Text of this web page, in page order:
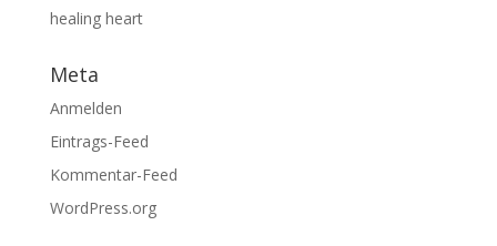
healing heart
Meta
Anmelden
Eintrags-Feed
Kommentar-Feed
WordPress.org